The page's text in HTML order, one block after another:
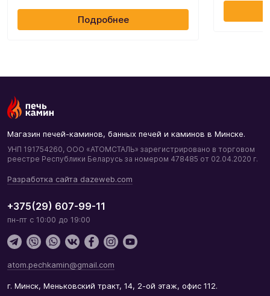
Подробнее
Магазин печей-каминов, банных печей и каминов в Минске.
УНП 191754260, ООО «АТОМСТАЛЬ» зарегистрировано в торговом
реестре Республики Беларусь за номером 478485 от 02.04.2020 г.
Разработка сайта dazeweb.com
+375(29) 607-99-11
пн-пт с 10:00 до 19:00
atom.pechkamin@gmail.com
г. Минск, Меньковский тракт, 14, 2-ой этаж, офис 112.